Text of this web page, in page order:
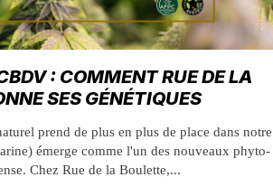
: COMMENT RUE DE LA
SES GÉNÉTIQUES
prend de plus en plus de place dans notre
émerge comme l'un des nouveaux phyto-
Chez Rue de la Boulette,...